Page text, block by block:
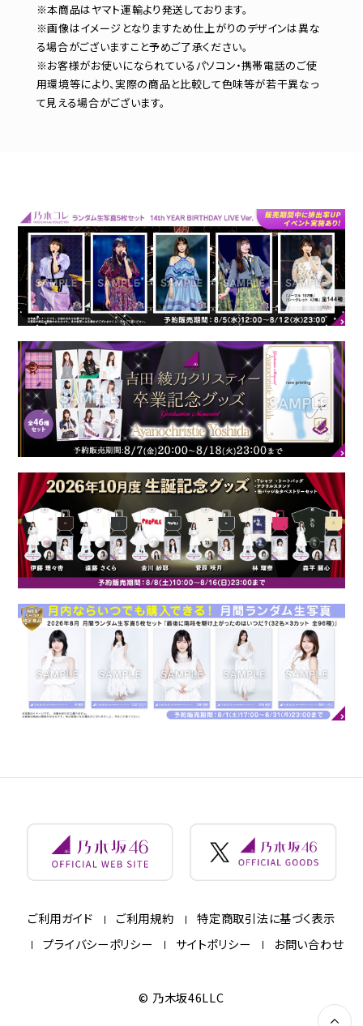
※本商品はヤマト運輸より発送しております。
※画像はイメージとなりますため仕上がりのデザインは異な
る場合がございますこと予めご了承ください。
※お客様がお使いになられているパソコン・携帯電話のご使
用環境等により、実際の商品と比較して色味等が若干異なっ
て見える場合がございます。
ご利用ガイド ご利用規約
特定商取引法に基づく表示
プライバシーポリシー
サイトポリシー お問い合わせ
© 乃木坂46LLC